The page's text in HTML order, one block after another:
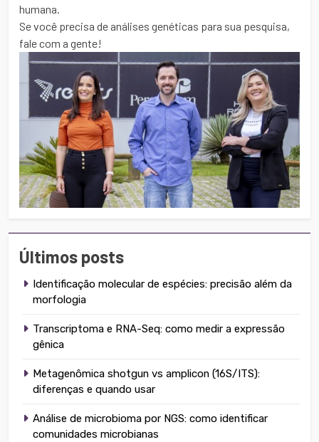
humana.
Se você precisa de análises genéticas para sua pesquisa,
fale com a gente!
Últimos posts
Identificação molecular de espécies: precisão além da
morfologia
Transcriptoma e RNA-Seq: como medir a expressão
gênica
Metagenômica shotgun vs amplicon (16S/ITS):
diferenças e quando usar
Análise de microbioma por NGS: como identificar
comunidades microbianas